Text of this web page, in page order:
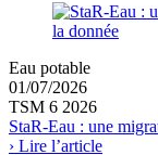
Eau potable
01/07/2026
TSM 6 2026
StaR-Eau : une
› Lire l’article